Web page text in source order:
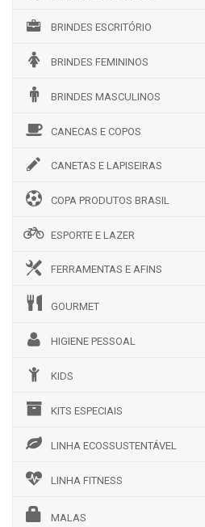
BRINDES ESCRITÓRIO
BRINDES FEMININOS
BRINDES MASCULINOS
CANECAS E COPOS
CANETAS E LAPISEIRAS
COPA PRODUTOS BRASIL
ESPORTE E LAZER
FERRAMENTAS E AFINS
GOURMET
HIGIENE PESSOAL
KIDS
KITS ESPECIAIS
LINHA ECOSSUSTENTÁVEL
LINHA FITNESS
MALAS